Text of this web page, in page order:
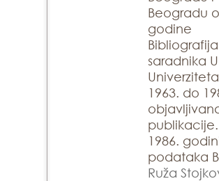
Beogradu
godine
saradnika
1963. do
1986.
podataka
Ruža